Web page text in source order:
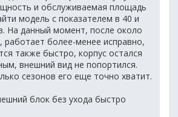
и обслуживаемая площадь
модель с показателем в 40 и
На данный момент, после около
работает более-менее исправно,
также быстро, корпус остался
внешний вид не попортился.
сезонов его еще точно хватит.
блок без ухода быстро